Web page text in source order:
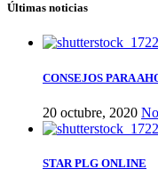
Últimas noticias
CONSEJOS PARA
20 octubre, 2020
STAR PLG ONLINE